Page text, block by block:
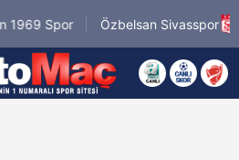
Özbelsan Sivasspor
8.8.2026 - Cum
19:00